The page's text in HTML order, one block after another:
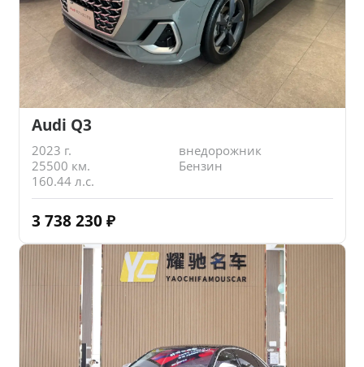
Audi Q3
2023 г.
внедорожник
25500 км.
Бензин
160.44 л.с.
3 738 230 ₽